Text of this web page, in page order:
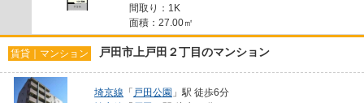
間取り：1K
面積：27.00㎡
賃貸｜マンション 戸田市上戸田２丁目のマンション
埼京線 「 戸田公園 」駅 徒歩6分